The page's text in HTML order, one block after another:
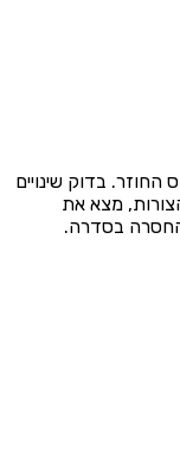
בדוק שינויים
מצא את
בסדרה.